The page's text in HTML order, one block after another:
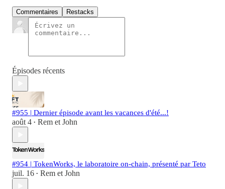
Commentaires Restacks
Épisodes récents
#955 | Dernier épisode avant les vacances d'été...!
août 4 • Rem et John
#954 | TokenWorks, le laboratoire on-chain, présenté par Teto
juil. 16 • Rem et John